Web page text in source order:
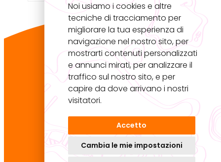
Noi usiamo i cookies e altre
tecniche di tracciamento per
migliorare la tua esperienza di
navigazione nel nostro sito, per
mostrarti contenuti personalizzati
e annunci mirati, per analizzare il
traffico sul nostro sito, e per
capire da dove arrivano i nostri
visitatori.
Accetto
Cambia le mie impostazioni
Master U.Rise
Università Iuav di Venezia
Palazzo Badoer
Calle della Lacca 2468, San Polo
30125 Venezia VE